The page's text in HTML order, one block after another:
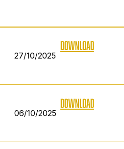
27/10/2025
DOWNLOAD
06/10/2025
DOWNLOAD